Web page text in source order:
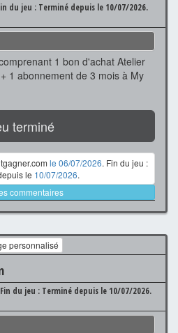
du jeu : Terminé depuis le 10/07/2026.
1 bon d'achat Atelier
1 abonnement de 3 mois à My
terminé
le 06/07/2026. Fin du jeu :
le 10/07/2026.
commentaires
personnalisé
Fin du jeu : Terminé depuis le 10/07/2026.